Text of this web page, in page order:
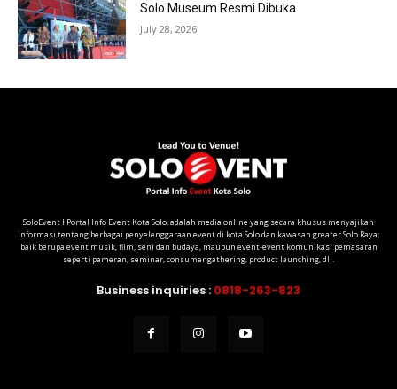
Solo Museum Resmi Dibuka.
July 28, 2026
SoloEvent I Portal Info Event Kota Solo, adalah media online yang secara khusus menyajikan
informasi tentang berbagai penyelenggaraan event di kota Solo dan kawasan greater Solo Raya;
baik berupa event musik, film, seni dan budaya, maupun event-event komunikasi pemasaran
seperti pameran, seminar, consumer gathering, product launching, dll.
Business inquiries : 0818-263-823